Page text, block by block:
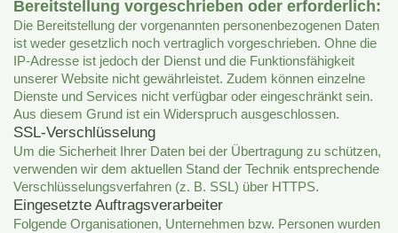
Bereitstellung vorgeschrieben oder erforderlich:
Die Bereitstellung der vorgenannten personenbezogenen Daten
ist weder gesetzlich noch vertraglich vorgeschrieben. Ohne die
IP-Adresse ist jedoch der Dienst und die Funktionsfähigkeit
unserer Website nicht gewährleistet. Zudem können einzelne
Dienste und Services nicht verfügbar oder eingeschränkt sein.
Aus diesem Grund ist ein Widerspruch ausgeschlossen.
SSL-Verschlüsselung
Um die Sicherheit Ihrer Daten bei der Übertragung zu schützen,
verwenden wir dem aktuellen Stand der Technik entsprechende
Verschlüsselungsverfahren (z. B. SSL) über HTTPS.
Eingesetzte Auftragsverarbeiter
Folgende Organisationen, Unternehmen bzw. Personen wurden